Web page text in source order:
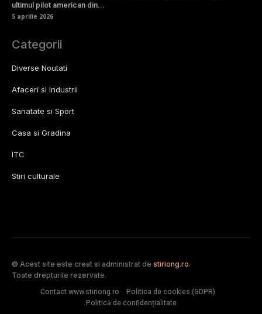
ultimul pilot american din...
5 aprilie 2026
Categorii
Diverse Noutati
Afaceri si Industrii
Sanatate si Sport
Casa si Gradina
ITC
Stiri culturale
© Acest site este creat si administrat de stiriong.ro.
Toate drepturile rezervate.
Contact www.stiriong.ro
Politica de cookies (GDPR)
Politică de confidențialitate